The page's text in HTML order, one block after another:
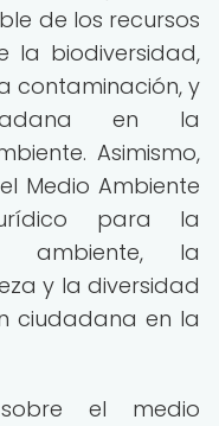
de los recursos
la biodiversidad,
contaminación, y
en la
Asimismo,
Medio Ambiente
para la
ambiente, la
y la diversidad
ciudadana en la
el medio